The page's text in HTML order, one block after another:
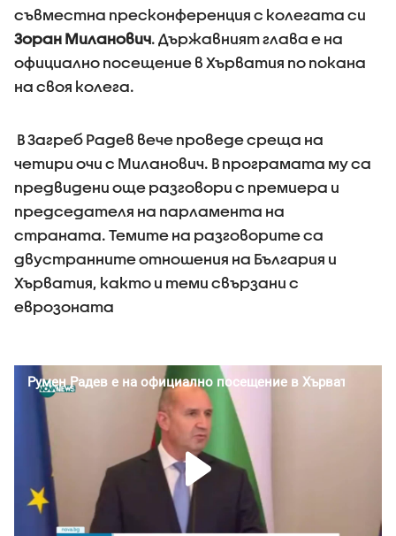
съвместна пресконференция с колегата си
Зоран Миланович. Държавният глава е на
официално посещение в Хърватия по покана
на своя колега.
В Загреб Радев вече проведе среща на
четири очи с Миланович. В програмата му са
предвидени още разговори с премиера и
председателя на парламента на
страната. Темите на разговорите са
двустранните отношения на България и
Хърватия, както и теми свързани с
еврозоната